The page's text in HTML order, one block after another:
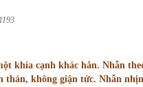
khía cạnh khác hẳn. Nhẫn
thản, không giận tức. Nhẫn